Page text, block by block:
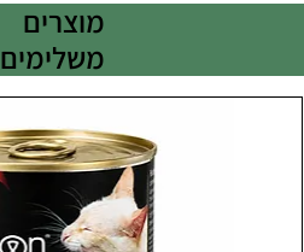
מוצרים
משלימים